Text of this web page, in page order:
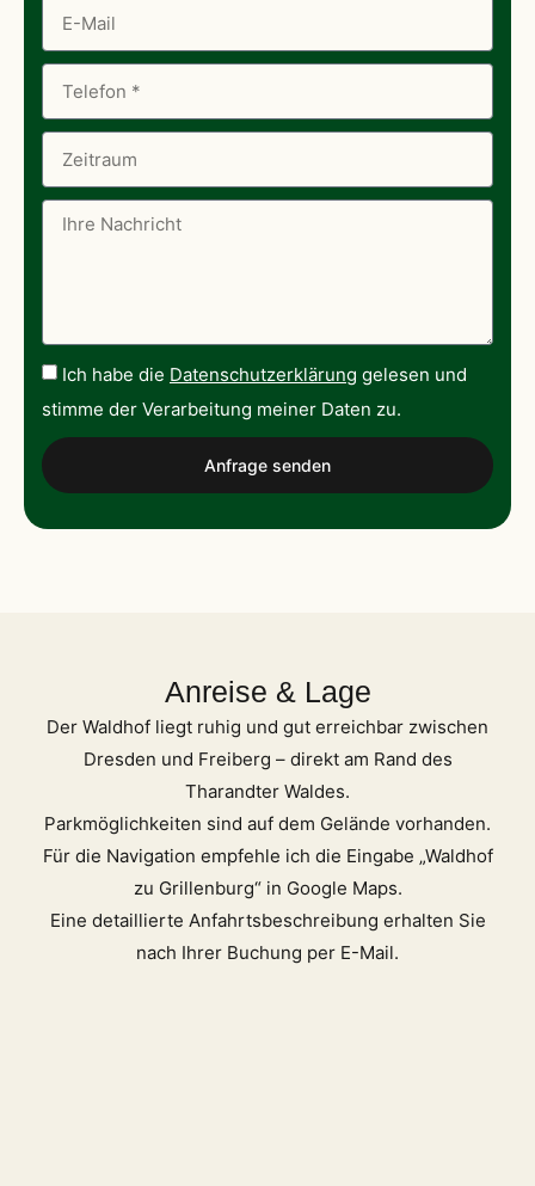
Ich habe die Datenschutzerklärung gelesen und
stimme der Verarbeitung meiner Daten zu.
Anfrage senden
Anreise & Lage
Der Waldhof liegt ruhig und gut erreichbar zwischen
Dresden und Freiberg – direkt am Rand des
Tharandter Waldes.
Parkmöglichkeiten sind auf dem Gelände vorhanden.
Für die Navigation empfehle ich die Eingabe „Waldhof
zu Grillenburg“ in Google Maps.
Eine detaillierte Anfahrtsbeschreibung erhalten Sie
nach Ihrer Buchung per E-Mail.